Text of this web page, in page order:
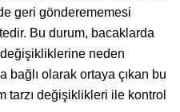
geri gönderememesi
Bu durum, bacaklarda
değişikliklerine neden
olarak ortaya çıkan bu
tarzı değişiklikleri ile kontrol